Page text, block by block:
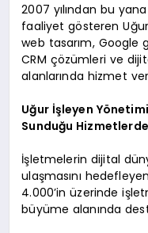
2007 yılından bu
faaliyet gösteren
web tasarım, Google
CRM çözümleri ve
alanlarında hizmet
Uğur İşleyen
Sunduğu
İşletmelerin dijital
ulaşmasını
4.000’in üzerinde
büyüme alanında